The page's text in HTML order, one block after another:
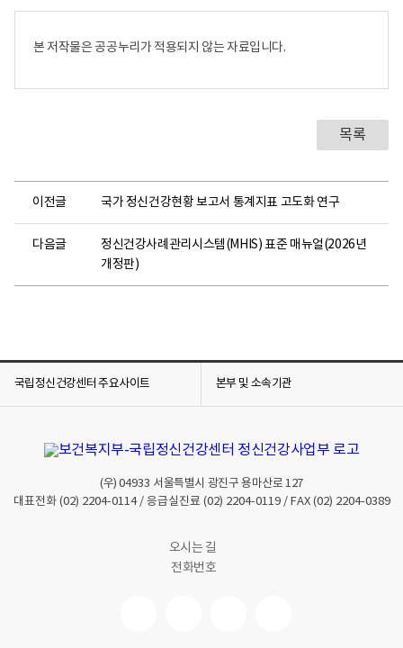
본 저작물은 공공누리가 적용되지 않는 자료입니다.
목록
이전글 국가 정신건강현황 보고서 통계지표 고도화 연구
다음글
정신건강사례관리시스템(MHIS) 표준 매뉴얼(2026년
개정판)
국립정신건강센터 주요사이트 본부 및 소속기관
(우)04933 서울특별시 광진구 용마산로 127
대표전화 (02) 2204-0114/ 응급실진료 (02) 2204-0119/ FAX (02) 2204-0389
오시는 길
전화번호